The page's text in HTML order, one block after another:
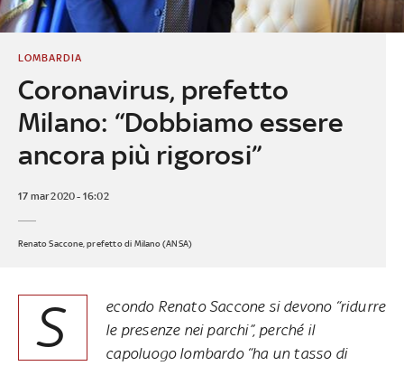
Coronavirus, prefetto
Milano: “Dobbiamo essere
ancora più rigorosi”
LOMBARDIA
17 mar 2020 - 16:02
Renato Saccone, prefetto di Milano (ANSA)
S
econdo Renato Saccone si devono “ridurre
le presenze nei parchi”, perché il
capoluogo lombardo “ha un tasso di